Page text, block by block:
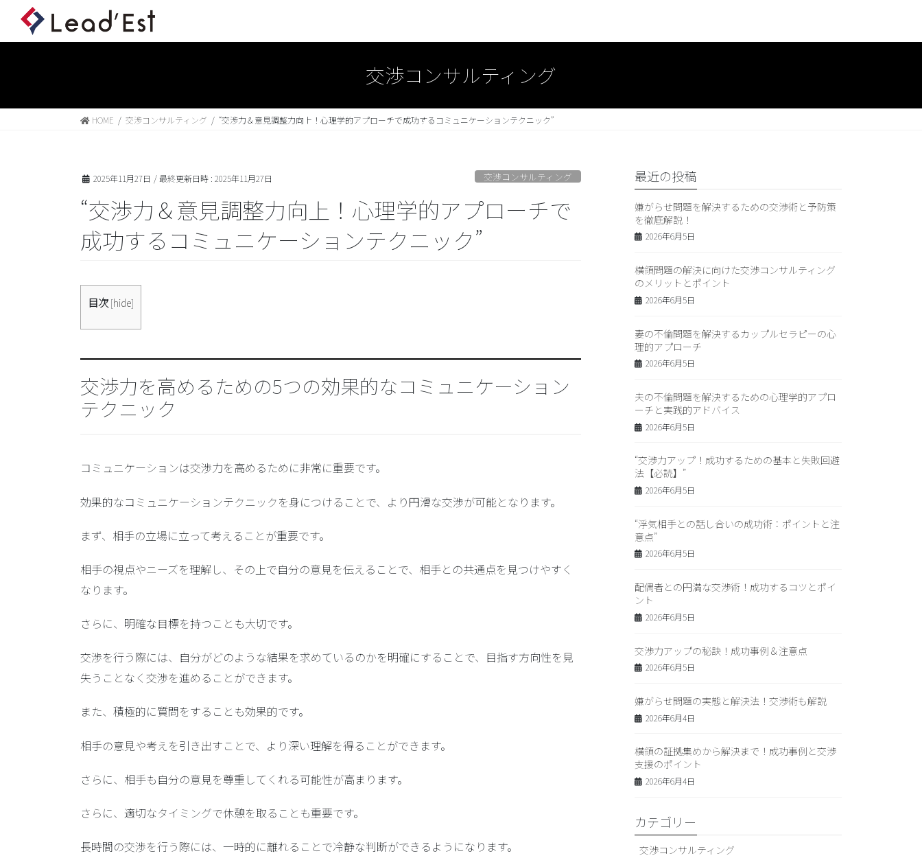
交渉コンサルティング
HOME 交渉コンサルティング “交渉力＆意見調整力向上！心理学的アプローチで成功するコミュニケーションテクニック”
2025年11月27日 / 最終更新日時 : 2025年11月27日 交渉コンサルティング
“交渉力＆意見調整力向上！心理学的アプローチで
成功するコミュニケーションテクニック”
目次 [hide]
交渉力を高めるための5つの効果的なコミュニケーション
テクニック
コミュニケーションは交渉力を高めるために非常に重要です。
効果的なコミュニケーションテクニックを身につけることで、より円滑な交渉が可能となります。
まず、 相手の立場に立って考える ことが重要です。
相手の視点やニーズを理解し、その上で自分の意見を伝えることで、相手との共通点を見つけやすく
なります。
さらに、 明確な目標を持つ ことも大切です。
交渉を行う際には、自分がどのような結果を求めているのかを明確にすることで、目指す方向性を見
失うことなく交渉を進めることができます。
また、 積極的に質問をする ことも効果的です。
相手の意見や考えを引き出すことで、より深い理解を得ることができます。
さらに、相手も自分の意見を尊重してくれる可能性が高まります。
さらに、 適切なタイミングで休憩を取る ことも重要です。
長時間の交渉を行う際には、一時的に離れることで冷静な判断ができるようになります。
最近の投稿
嫌がらせ問題を解決するための交渉術と予防策
を徹底解説！
2026年6月5日
横領問題の解決に向けた交渉コンサルティング
のメリットとポイント
2026年6月5日
妻の不倫問題を解決するカップルセラピーの心
理的アプローチ
2026年6月5日
夫の不倫問題を解決するための心理学的アプロ
ーチと実践的アドバイス
2026年6月5日
“交渉力アップ！成功するための基本と失敗回避
法【必読】”
2026年6月5日
“浮気相手との話し合いの成功術：ポイントと注
意点”
2026年6月5日
配偶者との円満な交渉術！成功するコツとポイ
ント
2026年6月5日
交渉力アップの秘訣！成功事例＆注意点
2026年6月5日
嫌がらせ問題の実態と解決法！交渉術も解説
2026年6月4日
横領の証拠集めから解決まで！成功事例と交渉
支援のポイント
2026年6月4日
カテゴリー
交渉コンサルティング